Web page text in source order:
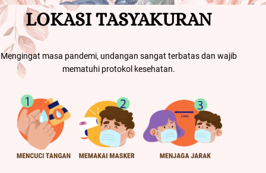
LOKASI TASYAKURAN
Mengingat masa pandemi, undangan sangat terbatas dan wajib
mematuhi protokol kesehatan.